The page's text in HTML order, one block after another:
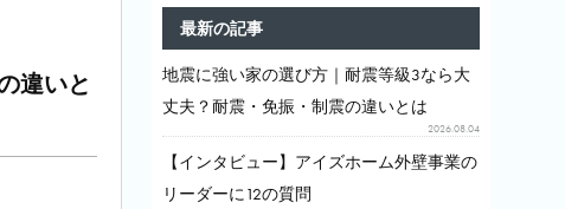
違いと
最新の記事
地震に強い家の選び方｜耐震等級3なら大
丈夫？耐震・免振・制震の違いとは
2026.08.04
【インタビュー】アイズホーム外壁事業の
リーダーに12の質問